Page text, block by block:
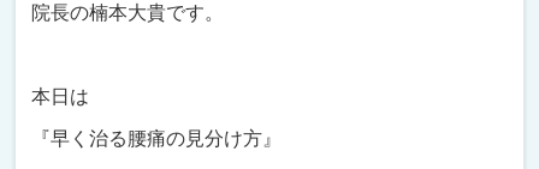
院長の楠本大貴です。
本日は
『早く治る腰痛の見分け方』